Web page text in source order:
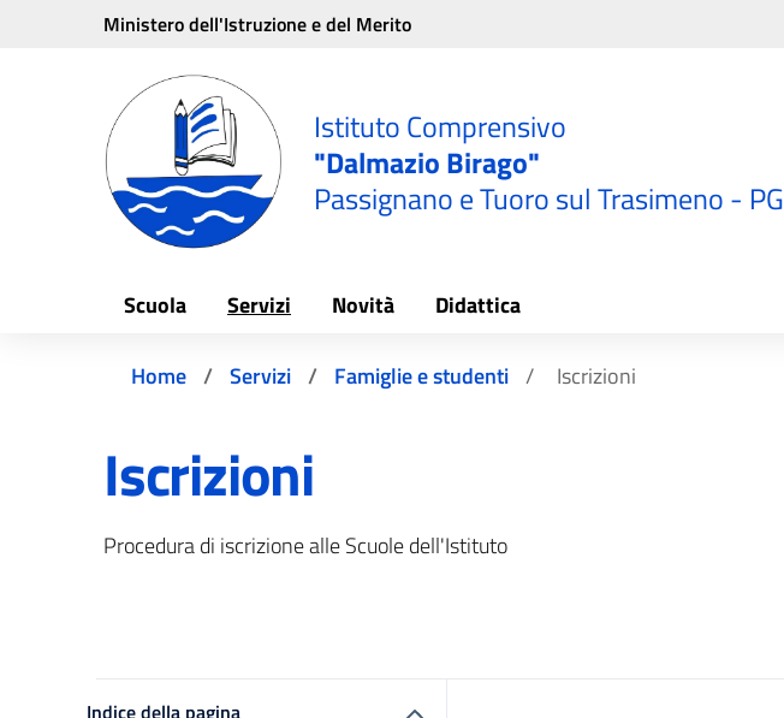
Vai ai contenuti
Vai al menu di navigazione
Ministero dell'Istruzione e del Merito
Istituto Comprensivo
"Dalmazio Birago"
Passignano e Tuoro sul Trasimeno - PG
Scuola Servizi Novità Didattica
Home Servizi Famiglie e studenti Iscrizioni
Iscrizioni
Procedura di iscrizione alle Scuole dell'Istituto
Indice della pagina